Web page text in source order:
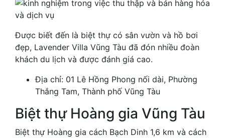
Được biết đến là biệt thự có sân vườn và hồ bơi
đẹp, Lavender Villa Vũng Tàu đã đón nhiều đoàn
khách du lịch và được đánh giá cao.
Địa chỉ: 01 Lê Hồng Phong nối dài, Phường
Thắng Tam, Thành phố Vũng Tàu
Biệt thự Hoàng gia Vũng Tàu
Biệt thự Hoàng gia cách Bạch Dinh 1,6 km và cách